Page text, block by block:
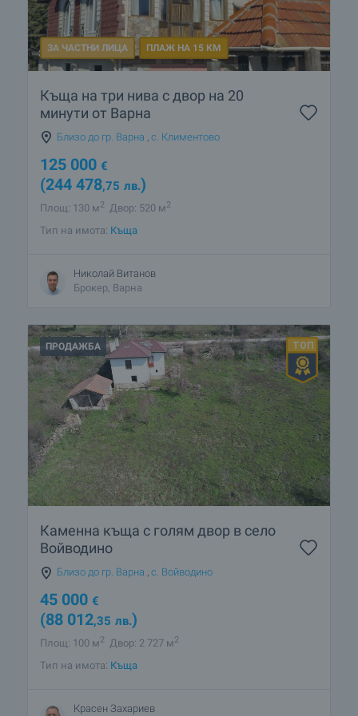
ЗА ЧАСТНИ ЛИЦА ПЛАЖ НА 15 КМ
Къща на три нива с двор на 20
минути от Варна
Близо до гр. Варна с. Климентово
125 000 €
(244 478,75 лв.)
Площ: 130 м2 Двор: 520 м2
Тип на имота: Къща
Николай Витанов
Брокер, Варна
ПРОДАЖБА
Каменна къща с голям двор в село
Войводино
Близо до гр. Варна с. Войводино
45 000 €
(88 012,35 лв.)
Площ: 100 м2 Двор: 2 727 м2
Тип на имота: Къща
Красен Захариев